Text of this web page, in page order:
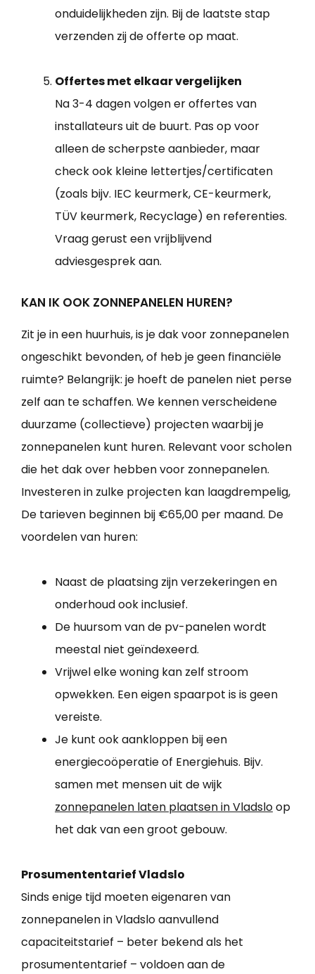
onduidelijkheden zijn. Bij de laatste stap
verzenden zij de offerte op maat.
Offertes met elkaar vergelijken
Na 3-4 dagen volgen er offertes van
installateurs uit de buurt. Pas op voor
alleen de scherpste aanbieder, maar
check ook kleine lettertjes/certificaten
(zoals bijv. IEC keurmerk, CE-keurmerk,
TÜV keurmerk, Recyclage) en referenties.
Vraag gerust een vrijblijvend
adviesgesprek aan.
KAN IK OOK ZONNEPANELEN HUREN?
Zit je in een huurhuis, is je dak voor zonnepanelen
ongeschikt bevonden, of heb je geen financiële
ruimte? Belangrijk: je hoeft de panelen niet perse
zelf aan te schaffen. We kennen verscheidene
duurzame (collectieve) projecten waarbij je
zonnepanelen kunt huren. Relevant voor scholen
die het dak over hebben voor zonnepanelen.
Investeren in zulke projecten kan laagdrempelig,
De tarieven beginnen bij €65,00 per maand. De
voordelen van huren:
Naast de plaatsing zijn verzekeringen en
onderhoud ook inclusief.
De huursom van de pv-panelen wordt
meestal niet geïndexeerd.
Vrijwel elke woning kan zelf stroom
opwekken. Een eigen spaarpot is is geen
vereiste.
Je kunt ook aankloppen bij een
energiecoöperatie of Energiehuis. Bijv.
samen met mensen uit de wijk
zonnepanelen laten plaatsen in Vladsloop
het dak van een groot gebouw.
Prosumententarief Vladslo
Sinds enige tijd moeten eigenaren van
zonnepanelen in Vladslo aanvullend
capaciteitstarief – beter bekend als het
prosumententarief – voldoen aan de